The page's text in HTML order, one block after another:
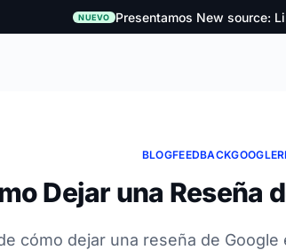
NUEVO Presentamos New source:
BLOGFEEDBACKGOOGLE
Dejar una Reseña
cómo dejar una reseña de